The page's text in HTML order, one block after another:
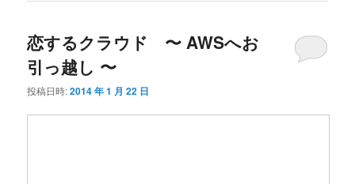
恋するクラウド 〜 AWSへお
引っ越し 〜
投稿日時:2014 年 1 月 22 日